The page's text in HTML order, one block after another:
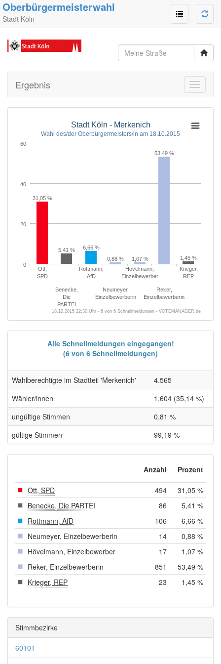
Oberbürgermeisterwahl
Stadt Köln
Toggle
Ergebnis
Stadt Köln - Merkenich
Wahl des/der Oberbürgermeisters/in am 18.10.2015
31,05 %
5,41 %
6,66 %
0,88 %
1,07 %
53,49 %
1,45 %
Ott,
SPD
Benecke,
Die
PARTEI
Rottmann,
AfD
Neumeyer,
Einzelbewerberin
Hövelmann,
Einzelbewerber
Reker,
Einzelbewerberin
Krieger,
REP
0
20
40
60
18.10.2015 22:30 Uhr - 6 von 6 Schnellmeldungen - VOTEMANAGER.de
Alle Schnellmeldungen eingegangen!
(6 von 6 Schnellmeldungen)
Wahlberechtigte im Stadtteil 'Merkenich'
4.565
Wähler/innen
1.604 (35,14 %)
ungültige Stimmen
0,81 %
gültige Stimmen
99,19 %
Anzahl Prozent
Ott, SPD 494
31,05 %
Benecke, Die PARTEI
86
5,41 %
Rottmann, AfD
106
6,66 %
Neumeyer, Einzelbewerberin
14
0,88 %
Hövelmann, Einzelbewerber
17
1,07 %
Reker, Einzelbewerberin
851
53,49 %
Krieger, REP
23 1,45 %
Stimmbezirke
60101